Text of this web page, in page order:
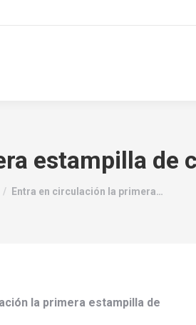
estampilla de
Entra en circulación la primera…
la primera estampilla de